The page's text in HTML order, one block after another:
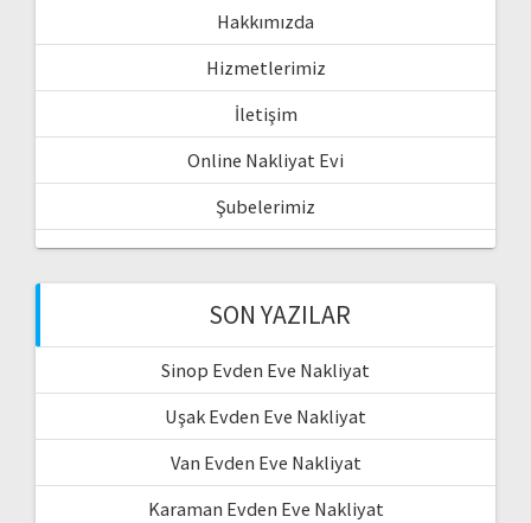
Hakkımızda
Hizmetlerimiz
İletişim
Online Nakliyat Evi
Şubelerimiz
SON YAZILAR
Sinop Evden Eve Nakliyat
Uşak Evden Eve Nakliyat
Van Evden Eve Nakliyat
Karaman Evden Eve Nakliyat